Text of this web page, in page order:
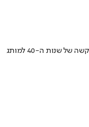
איך אסם הפכה את תקופת הצנע והמחסור הקשה של שנות ה-40 למותג